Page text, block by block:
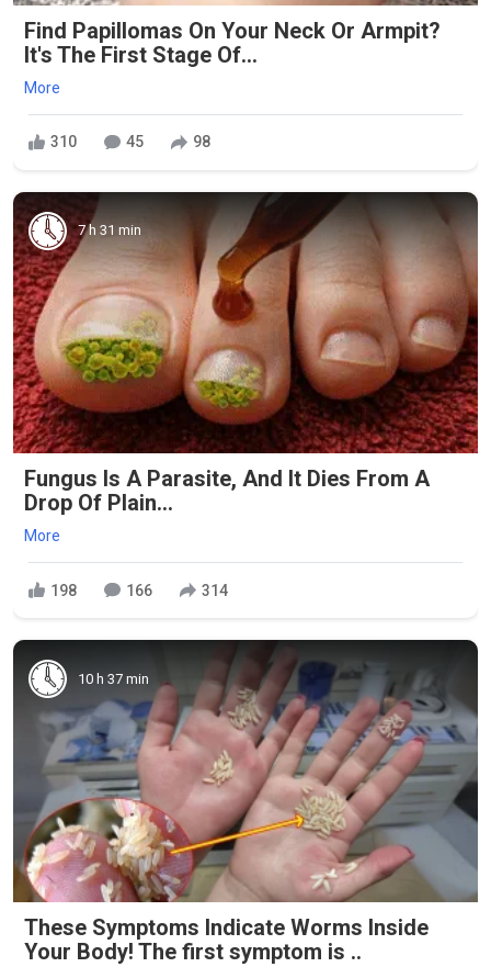
Find Papillomas On Your Neck Or Armpit?
It's The First Stage Of...
More
310 45 98
7 h 31 min
Fungus Is A Parasite, And It Dies From A
Drop Of Plain...
More
198 166 314
10 h 37 min
These Symptoms Indicate Worms Inside
Your Body! The first symptom is ..